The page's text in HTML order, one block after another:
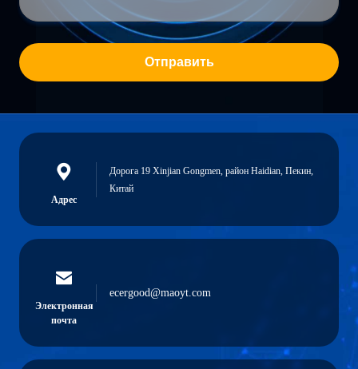
Отправить
Адрес
Дорога 19 Xinjian Gongmen, район Haidian, Пекин,
Китай
Электронная
почта
ecergood@maoyt.com